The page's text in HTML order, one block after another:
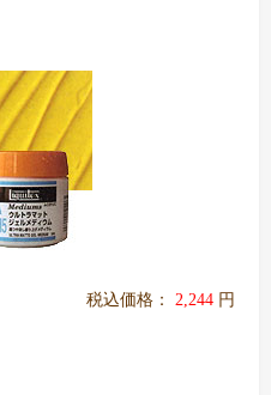
税込価格： 2,244 円